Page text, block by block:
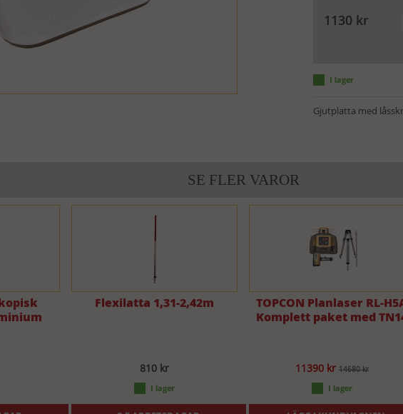
1130 kr
Gjutplatta med
SE FLER VAROR
Flexilatta 1,31-2,42m
810 kr
TOPCON Planlaser RL-
Komplett paket med
11390 kr 14680 kr